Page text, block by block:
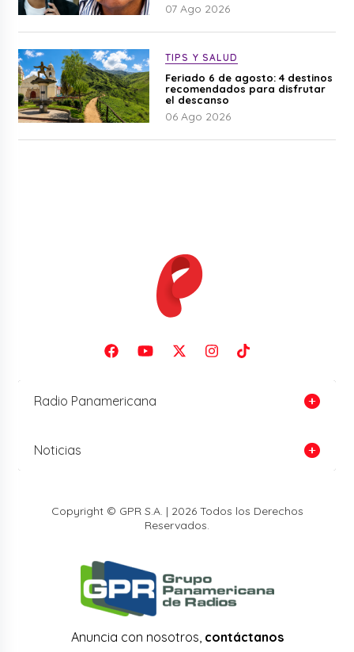
07 Ago 2026
TIPS Y SALUD
Feriado 6 de agosto: 4 destinos
recomendados para disfrutar
el descanso
06 Ago 2026
Radio Panamericana
Noticias
Copyright © GPR S.A. | 2026 Todos los Derechos
Reservados.
Anuncia con nosotros, contáctanos